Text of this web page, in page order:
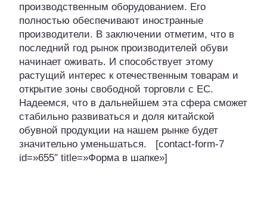
производственным оборудованием. Его
полностью обеспечивают иностранные
производители. В заключении отметим, что в
последний год рынок производителей обуви
начинает оживать. И способствует этому
растущий интерес к отечественным товарам и
открытие зоны свободной торговли с ЕС.
Надеемся, что в дальнейшем эта сфера сможет
стабильно развиваться и доля китайской
обувной продукции на нашем рынке будет
значительно уменьшаться. [contact-form-7
id=»655″ title=»Форма в шапке»]